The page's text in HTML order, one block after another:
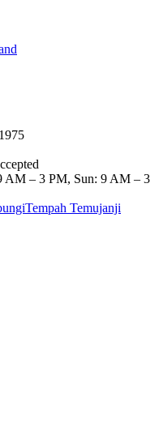
AM – 3 PM, Sun: 9 AM – 3
Tempah Temujanji